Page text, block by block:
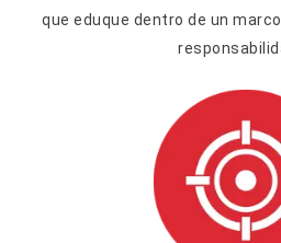
que eduque dentro de un